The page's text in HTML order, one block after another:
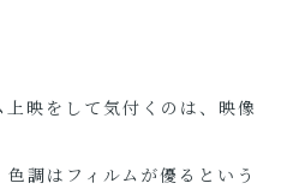
映をして気付くのは、映像
調はフィルムが優るという